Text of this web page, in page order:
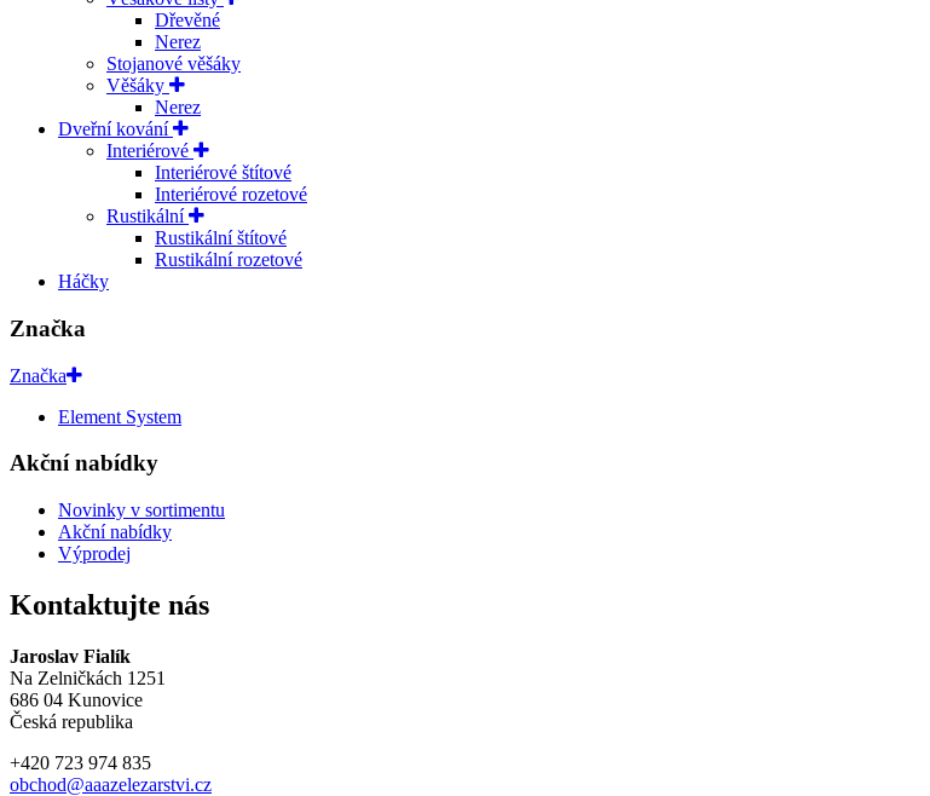
Dřevěné
Nerez
Stojanové věšáky
Věšáky
Nerez
Dveřní kování
Interiérové
Interiérové štítové
Interiérové rozetové
Rustikální
Rustikální štítové
Rustikální rozetové
Háčky
Značka
Značka
Element System
Akční nabídky
Novinky v sortimentu
Akční nabídky
Výprodej
Kontaktujte nás
Jaroslav Fialík
Na Zelničkách 1251
686 04 Kunovice
Česká republika
+420 723 974 835
obchod@aaazelezarstvi.cz